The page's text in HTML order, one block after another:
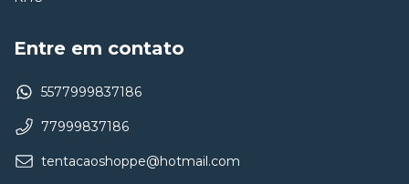
Entre em contato
5577999837186
77999837186
tentacaoshoppe@hotmail.com